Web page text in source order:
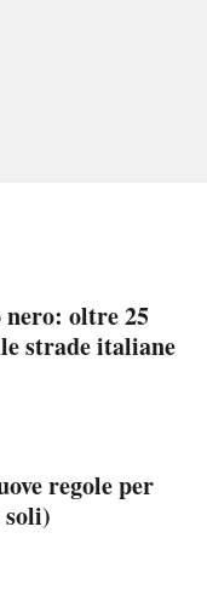
nero: oltre 25
strade italiane
regole per